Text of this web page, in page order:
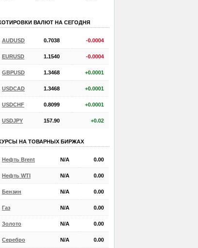
ВАЛЮТ НА СЕГОДНЯ
AUDUSD 0.7038 -0.0004
EURUSD 1.1540 -0.0004
GBPUSD 1.3468 +0.0001
USDCAD 1.3468 +0.0001
USDCHF 0.8099 +0.0001
USDJPY 157.90 +0.02
НА ТОВАРНЫХ БИРЖАХ
Нефть Brent N/A 0.00
Нефть WTI N/A 0.00
Бензин N/A 0.00
Газ N/A 0.00
Золото N/A 0.00
Серебро N/A 0.00